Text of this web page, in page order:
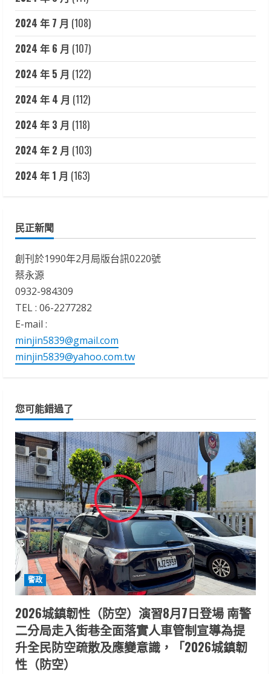
2024 年 7 月 (108)
2024 年 6 月 (107)
2024 年 5 月 (122)
2024 年 4 月 (112)
2024 年 3 月 (118)
2024 年 2 月 (103)
2024 年 1 月 (163)
民正新聞
創刊於1990年2月局版台訊0220號
蔡永源
0932-984309
TEL : 06-2277282
E-mail :
minjin5839@gmail.com
minjin5839@yahoo.com.tw
您可能錯過了
警政
2026城鎮韌性（防空）演習8月7日登場 南警
二分局走入街巷全面落實人車管制宣導為提
升全民防空疏散及應變意識，「2026城鎮韌
性（防空）